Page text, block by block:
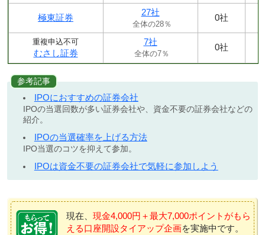
極東証券
27社
全体の28％
0社
重複申込不可
むさし証券
7社
全体の7％
0社
参考記事
IPOにおすすめの証券会社
IPOの当選回数が多い証券会社や、資金不要の証券会社などの
紹介。
IPOの当選確率を上げる方法
IPO当選のコツを抑えて参加。
IPOは資金不要の証券会社で気軽に参加しよう
現在、 現金4,000円＋最大7,000ポイントがもら
える口座開設タイアップ企画を実施中です。